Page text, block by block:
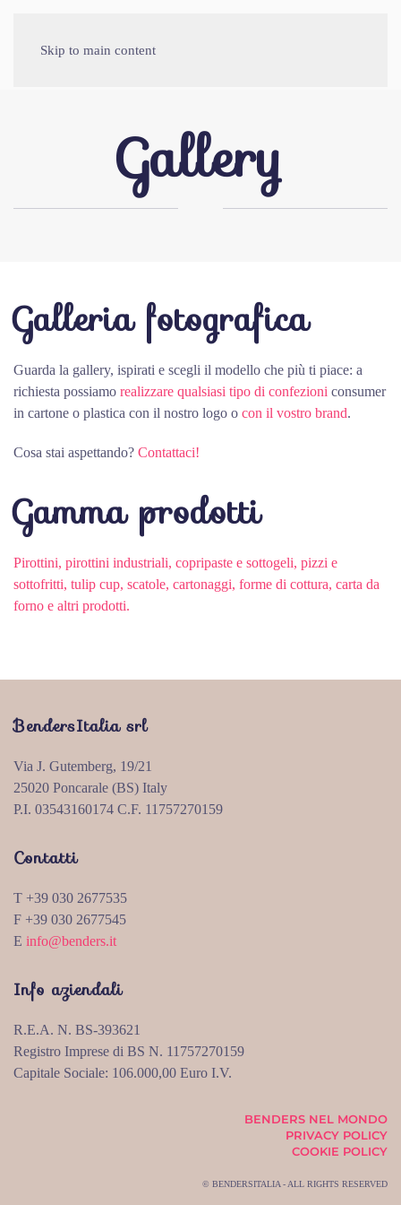
Skip to main content
Gallery
Galleria fotografica
Guarda la gallery, ispirati e scegli il modello che più ti piace: a
richiesta possiamo realizzare qualsiasi tipo di confezioni consumer
in cartone o plastica con il nostro logo o con il vostro brand.
Cosa stai aspettando? Contattaci!
Gamma prodotti
Pirottini, pirottini industriali, copripaste e sottogeli, pizzi e
sottofritti, tulip cup, scatole, cartonaggi, forme di cottura, carta da
forno e altri prodotti.
BendersItalia srl
Via J. Gutemberg, 19/21
25020 Poncarale (BS) Italy
P.I. 03543160174 C.F. 11757270159
Contatti
T +39 030 2677535
F +39 030 2677545
E info@benders.it
Info aziendali
R.E.A. N. BS-393621
Registro Imprese di BS N. 11757270159
Capitale Sociale: 106.000,00 Euro I.V.
BENDERS NEL MONDO
PRIVACY POLICY
COOKIE POLICY
© BENDERSITALIA - ALL RIGHTS RESERVED